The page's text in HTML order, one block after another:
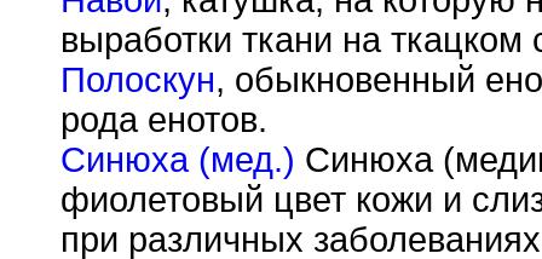
выработки ткани на ткацком
Полоскун, обыкновенный
рода енотов.
Синюха (мед.) Синюха
фиолетовый цвет кожи и
при различных